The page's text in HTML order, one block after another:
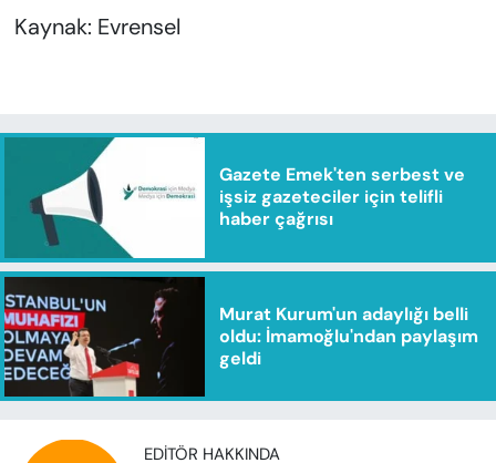
Kaynak: Evrensel
Gazete Emek'ten serbest ve
işsiz gazeteciler için telifli
haber çağrısı
Murat Kurum'un adaylığı belli
oldu: İmamoğlu'ndan paylaşım
geldi
EDITÖR HAKKINDA